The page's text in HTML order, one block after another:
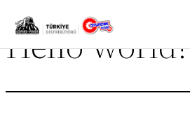
İçeriğe
geç
2S
Hello world!